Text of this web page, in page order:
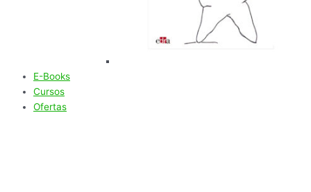
E-Books
Cursos
Ofertas